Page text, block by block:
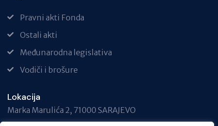
Pravni akti Fonda
Ostali akti
Međunarodna legislativa
Vodiči i brošure
Lokacija
Marka Marulića 2, 71000 SARAJEVO